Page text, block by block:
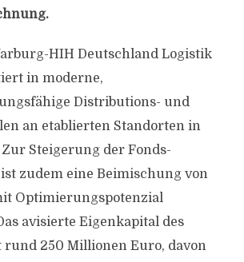
HIH Deutschland Logistik
in moderne,
Distributions- und
an etablierten Standorten in
Steigerung der Fonds-
zudem eine Beimischung von
Optimierungspotenzial
avisierte Eigenkapital des
rund 250 Millionen Euro, davon